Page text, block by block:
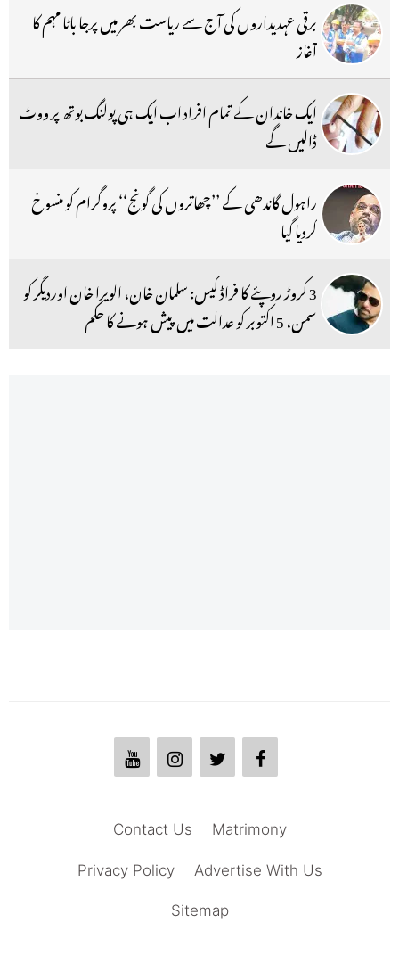
برقی عہدیداروں کی آج سے ریاست بھر میں پرجا باٹا مہم کا
آغاز
ایک خاندان کے تمام افراد اب ایک ہی پولنگ بوتھ پر ووٹ
ڈالیں گے
راہول گاندھی کے ’’چھاتروں کی گونج‘‘ پروگرام کو منسوخ
کردیا گیا
3 کروڑ روپئے کا فراڈ کیس: سلمان خان، الویرا خان اوردیگر کو
سمن، 5 اکتوبر کو عدالت میں پیش ہونے کا حکم
Matrimony
Contact Us
Advertise With Us
Privacy Policy
Sitemap